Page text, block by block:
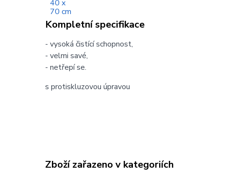
Kompletní specifikace
- vysoká čistící schopnost,
- velmi savé,
- netřepí se.
s protiskluzovou úpravou
Zboží zařazeno v kategoriích